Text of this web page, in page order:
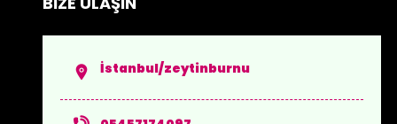
İstanbul/zeytinburnu